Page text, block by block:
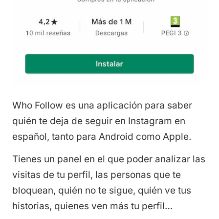
Who Follow es una aplicación para saber
quién te deja de seguir en Instagram en
español, tanto para Android como Apple.
Tienes un panel en el que poder analizar las
visitas de tu perfil, las personas que te
bloquean, quién no te sigue, quién ve tus
historias, quienes ven más tu perfil…